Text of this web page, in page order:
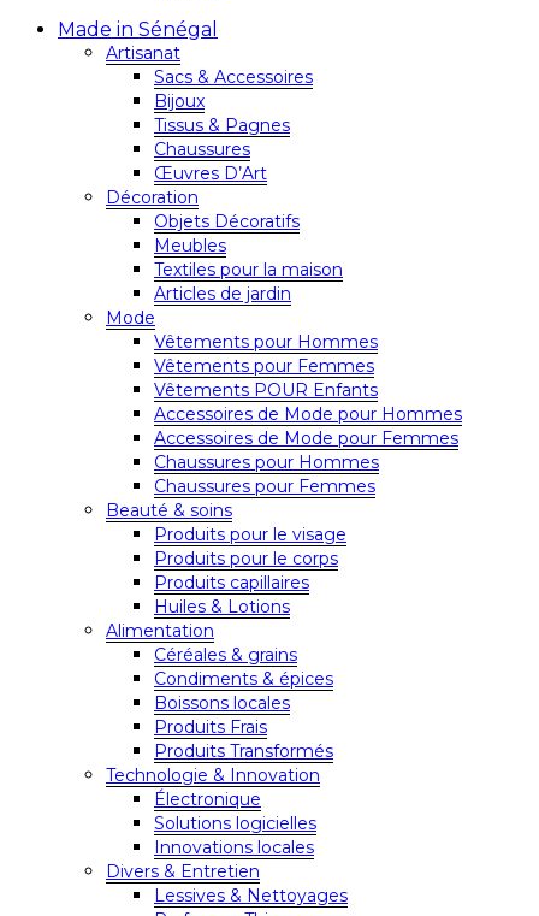
Made in Sénégal
Artisanat
Sacs & Accessoires
Bijoux
Tissus & Pagnes
Chaussures
Œuvres D’Art
Décoration
Objets Décoratifs
Meubles
Textiles pour la maison
Articles de jardin
Mode
Vêtements pour Hommes
Vêtements pour Femmes
Vêtements POUR Enfants
Accessoires de Mode pour Hommes
Accessoires de Mode pour Femmes
Chaussures pour Hommes
Chaussures pour Femmes
Beauté & soins
Produits pour le visage
Produits pour le corps
Produits capillaires
Huiles & Lotions
Alimentation
Céréales & grains
Condiments & épices
Boissons locales
Produits Frais
Produits Transformés
Technologie & Innovation
Électronique
Solutions logicielles
Innovations locales
Divers & Entretien
Lessives & Nettoyages